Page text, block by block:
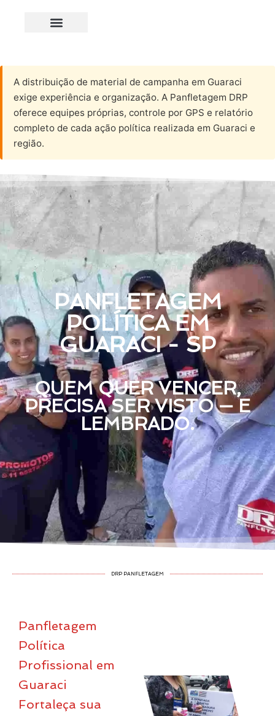
A distribuição de material de campanha em Guaraci
exige experiência e organização. A Panfletagem DRP
oferece equipes próprias, controle por GPS e relatório
completo de cada ação política realizada em Guaraci e
região.
PANFLETAGEM
POLÍTICA EM
GUARACI - SP
QUEM QUER VENCER,
PRECISA SER VISTO — E
LEMBRADO.
DRP PANFLETAGEM
Panfletagem
Política
Profissional em
Guaraci
Fortaleça sua